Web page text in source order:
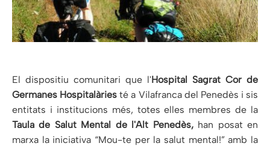
El dispositiu comunitari que l'Hospital Sagrat Cor de
Germanes Hospitalàries té a Vilafranca del Penedès i sis
entitats i institucions més, totes elles membres de la
Taula de Salut Mental de l'Alt Penedès,han posat en
marxa la iniciativa “Mou-te per la salut mental!” amb la